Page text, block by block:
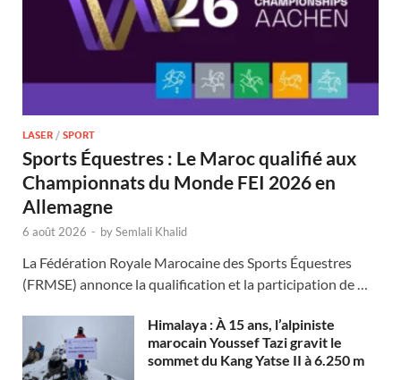
LASER / SPORT
Sports Équestres : Le Maroc qualifié aux
Championnats du Monde FEI 2026 en
Allemagne
6 août 2026 - bySemlali Khalid
La Fédération Royale Marocaine des Sports Équestres
(FRMSE) annonce la qualification et la participation de …
Himalaya : À 15 ans, l’alpiniste
marocain Youssef Tazi gravit le
sommet du Kang Yatse II à 6.250 m